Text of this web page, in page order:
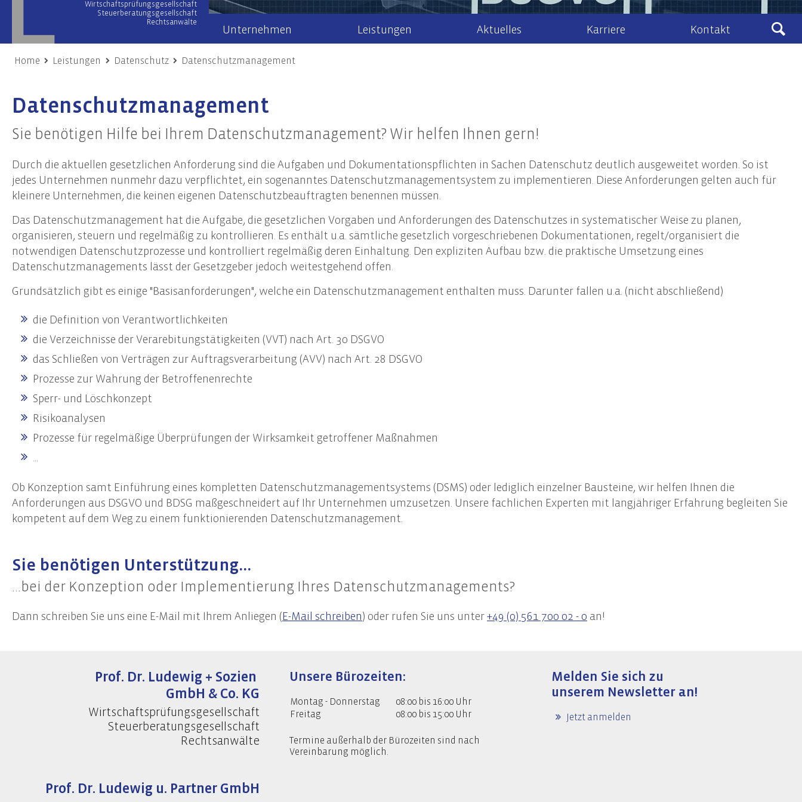
Wirtschaftsprüfungsgesellschaft
Steuerberatungsgesellschaft
Rechtsanwälte
Unternehmen
Team
Netzwerk/Internationales
Unsere Mandanten
Leistungen
Prüfung von Jahres- und Konzernabschlüssen
Unternehmensbewertung
Risiko- & Compliance-Managementsysteme
Due Diligence
Finanzbuchhaltung
Tax Compliance
Unternehmenstransaktionen
Erbrecht, Vermögens- und Unternehmensnachfolge
Unternehmensberatung
Transaktionsberatung (M&A)
Umstrukturierungen
Finanzierungsberatung
Nachhaltigkeitsberatung
Fristen und Geltungsbereich der CSRD
Nachhaltigkeitsstrategie und Nachhaltigkeitsmanagement
Prüfung des Nachhaltigkeitsbericht
IT-Audits & IT-Security
IT-Audits & -Revision
IT-Compliance / IT-Governance
Awareness-Trainings
Datenschutz
Externer Datenschutzbeauftragter
Datenschutz-Audits
Datenschutzfolgenabschätzungen
Datenschutzberatung
Aktuelles Karriere Kontakt
Home Leistungen Datenschutz Datenschutzmanagement
Datenschutzmanagement
Sie benötigen Hilfe bei Ihrem Datenschutzmanagement? Wir helfen Ihnen gern!
Durch die aktuellen gesetzlichen Anforderung sind die Aufgaben und Dokumentationspflichten in Sachen Datenschutz deutlich ausgeweitet worden. So ist
jedes Unternehmen nunmehr dazu verpflichtet, ein sogenanntes Datenschutzmanagementsystem zu implementieren. Diese Anforderungen gelten auch für
kleinere Unternehmen, die keinen eigenen Datenschutzbeauftragten benennen müssen.
Das Datenschutzmanagement hat die Aufgabe, die gesetzlichen Vorgaben und Anforderungen des Datenschutzes in systematischer Weise zu planen,
organisieren, steuern und regelmäßig zu kontrollieren. Es enthält u.a. sämtliche gesetzlich vorgeschriebenen Dokumentationen, regelt/organisiert die
notwendigen Datenschutzprozesse und kontrolliert regelmäßig deren Einhaltung. Den expliziten Aufbau bzw. die praktische Umsetzung eines
Datenschutzmanagements lässt der Gesetzgeber jedoch weitestgehend offen.
Grundsätzlich gibt es einige "Basisanforderungen", welche ein Datenschutzmanagement enthalten muss. Darunter fallen u.a. (nicht abschließend)
die Definition von Verantwortlichkeiten
die Verzeichnisse der Verarebitungstätigkeiten (VVT) nach Art. 30 DSGVO
das Schließen von Verträgen zur Auftragsverarbeitung (AVV) nach Art. 28 DSGVO
Prozesse zur Wahrung der Betroffenenrechte
Sperr- und Löschkonzept
Risikoanalysen
Prozesse für regelmäßige Überprüfungen der Wirksamkeit getroffener Maßnahmen
...
Ob Konzeption samt Einführung eines kompletten Datenschutzmanagementsystems (DSMS) oder lediglich einzelner Bausteine, wir helfen Ihnen die
Anforderungen aus DSGVO und BDSG maßgeschneidert auf Ihr Unternehmen umzusetzen. Unsere fachlichen Experten mit langjähriger Erfahrung begleiten Sie
kompetent auf dem Weg zu einem funktionierenden Datenschutzmanagement.
Sie benötigen Unterstützung...
...bei der Konzeption oder Implementierung Ihres Datenschutzmanagements?
Dann schreiben Sie uns eine E-Mail mit Ihrem Anliegen (E-Mail schreiben) oder rufen Sie uns unter+49 (0) 561 700 02 - 0 an!
Prof. Dr. Ludewig + Sozien
GmbH & Co. KG
Wirtschaftsprüfungsgesellschaft
Steuerberatungsgesellschaft
Rechtsanwälte
Prof. Dr. Ludewig u. Partner GmbH
Unsere Bürozeiten:
Montag - Donnerstag
08:00 bis 16:00 Uhr
Freitag
08:00 bis 15:00 Uhr
Termine außerhalb der Bürozeiten sind nach
Vereinbarung möglich.
Melden Sie sich zu
unserem Newsletter an!
Jetzt anmelden